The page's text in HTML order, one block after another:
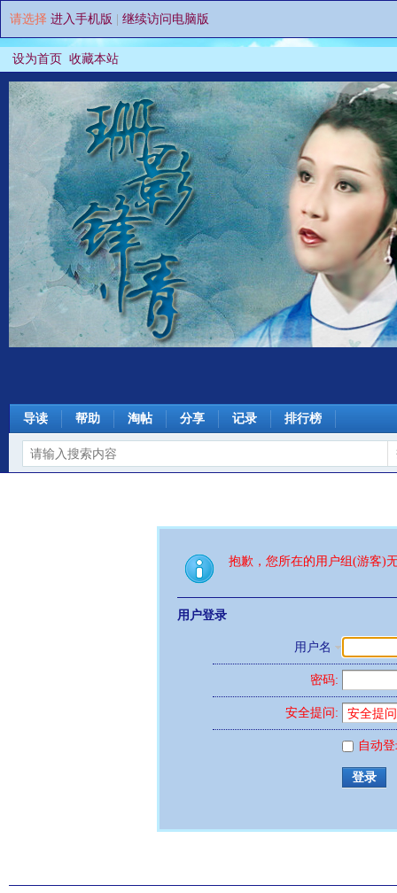
请选择 进入手机版 继续访问电脑版
设为首页 收藏本站
导读 帮助 淘帖 分享 记录 排行榜
抱歉，您所在的用户组(游客)
用户登录
用户名
密码:
安全提问:
自动
登录